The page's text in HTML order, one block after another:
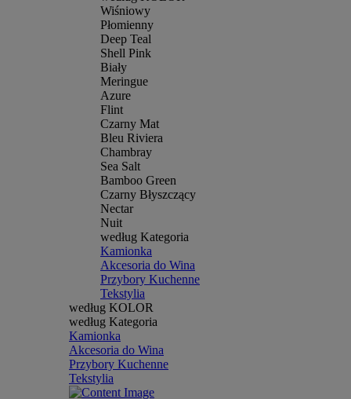
Wiśniowy
Płomienny
Deep Teal
Shell Pink
Biały
Meringue
Azure
Flint
Czarny Mat
Bleu Riviera
Chambray
Sea Salt
Bamboo Green
Czarny Błyszczący
Nectar
Nuit
według Kategoria
Kamionka
Akcesoria do Wina
Przybory Kuchenne
Tekstylia
według KOLOR
według Kategoria
Kamionka
Akcesoria do Wina
Przybory Kuchenne
Tekstylia